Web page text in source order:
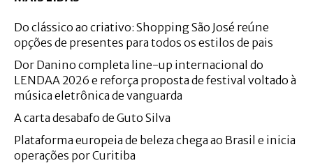
Do clássico ao criativo: Shopping São José reúne
opções de presentes para todos os estilos de pais
Dor Danino completa line-up internacional do
LENDAA 2026 e reforça proposta de festival voltado à
música eletrônica de vanguarda
A carta desabafo de Guto Silva
Plataforma europeia de beleza chega ao Brasil e inicia
operações por Curitiba